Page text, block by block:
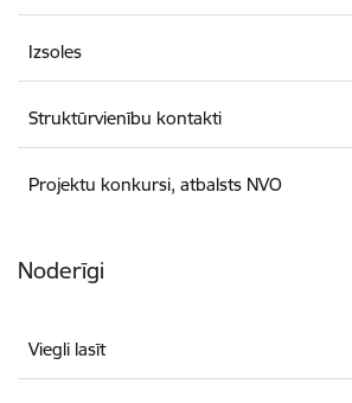
Izsoles
Struktūrvienību kontakti
Projektu konkursi, atbalsts NVO
Noderīgi
Viegli lasīt